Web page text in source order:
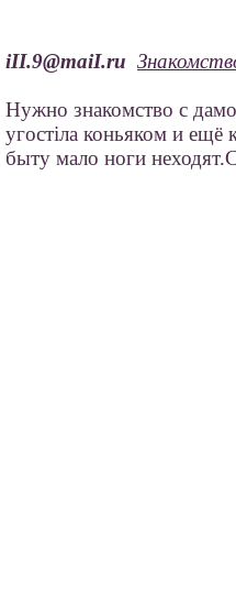
iII.9@maiI.ru
Нужно знакомство с
угостiла коньяком и ещё
быту мало ноги